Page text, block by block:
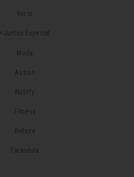
Inicio
+Juntos Especial
Moda
Astros
Nutrify
Fitness
Belleza
Farándula